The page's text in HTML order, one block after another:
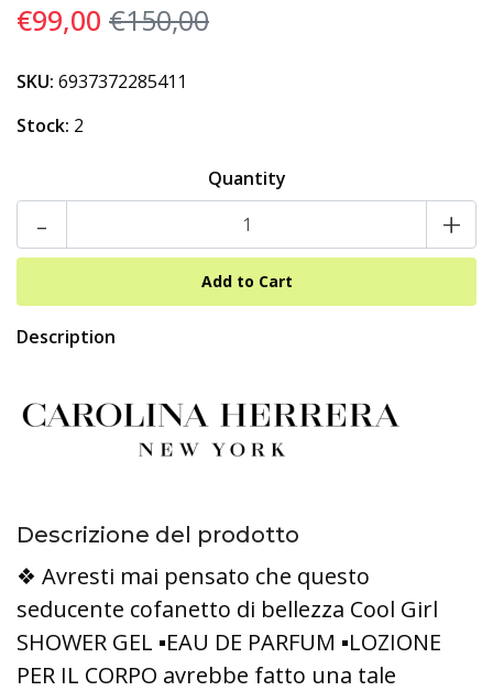
€99,00 €150,00
SKU: 6937372285411
Stock: 2
Quantity
- +
Description
Descrizione del prodotto
❖ Avresti mai pensato che questo
seducente cofanetto di bellezza Cool Girl
SHOWER GEL ▪︎EAU DE PARFUM ▪︎LOZIONE
PER IL CORPO avrebbe fatto una tale